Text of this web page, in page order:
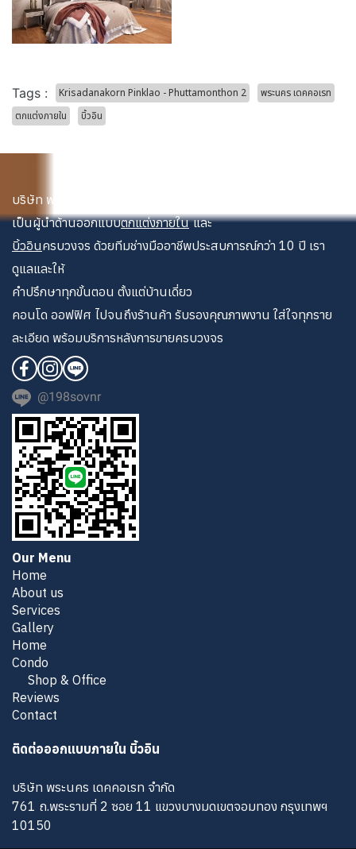
Tags : Krisadanakorn Pinklao - Phuttamonthon 2
พระนคร เดคคอเรท
ตกแต่งภายใน
บิ้วอิน
บริษัท พระนคร เดคคอเรท จำกัด
เป็นผู้นำด้านออกแบบตกแต่งภายใน และ
บิ้วอินครบวงจร ด้วยทีมช่างมืออาชีพประสบการณ์กว่า 10 ปี เรา
ดูแลและให้
คำปรึกษาทุกขั้นตอน ตั้งแต่บ้านเดี่ยว
คอนโด ออฟฟิศ ไปจนถึงร้านค้า รับรองคุณภาพงาน ใส่ใจทุกราย
ละเอียด พร้อมบริการหลังการขายครบวงจร
@198sovnr
Our Menu
Home
About us
Services
Gallery
Home
Condo
Shop & Office
Reviews
Contact
ติดต่อออกแบบภายใน บิ้วอิน
บริษัท พระนคร เดคคอเรท จำกัด
761 ถ.พระรามที่ 2 ซอย 11 แขวงบางมดเขตจอมทอง กรุงเทพฯ
10150